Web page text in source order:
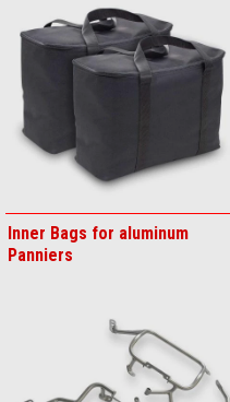
Inner Bags for aluminum
Panniers